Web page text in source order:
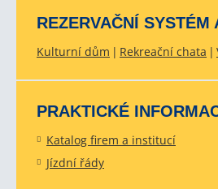
REZERVAČNÍ SYSTÉM
Kulturní dům Rekreační chata
PRAKTICKÉ
Katalog firem a institucí
Jízdní řády